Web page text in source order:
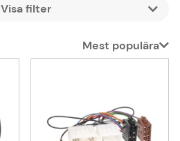
Filtrera
Mest populära